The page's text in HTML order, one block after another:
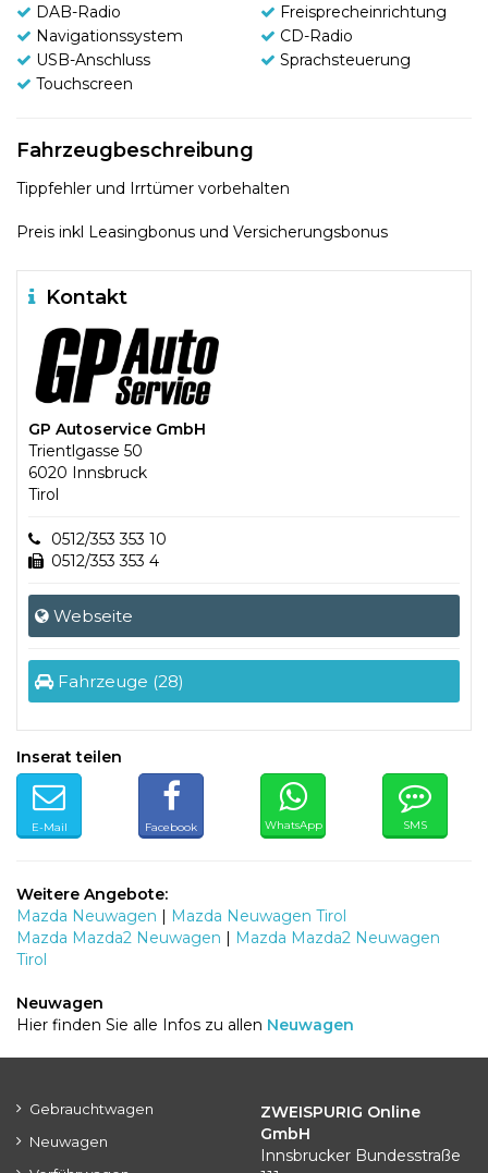
DAB-Radio
Freisprecheinrichtung
Navigationssystem
CD-Radio
USB-Anschluss
Sprachsteuerung
Touchscreen
Fahrzeugbeschreibung
Tippfehler und Irrtümer vorbehalten
Preis inkl Leasingbonus und Versicherungsbonus
Kontakt
GP Autoservice GmbH
Trientlgasse 50
6020 Innsbruck
Tirol
0512/353 353 10
0512/353 353 4
Webseite
Fahrzeuge (28)
Inserat teilen
E-Mail Facebook WhatsApp SMS
Weitere Angebote:
Mazda Neuwagen | Mazda Neuwagen Tirol
Mazda Mazda2 Neuwagen | Mazda Mazda2 Neuwagen
Tirol
Neuwagen
Hier finden Sie alle Infos zu allen Neuwagen
Gebrauchtwagen
Neuwagen
ZWEISPURIG Online
GmbH
Innsbrucker Bundesstraße